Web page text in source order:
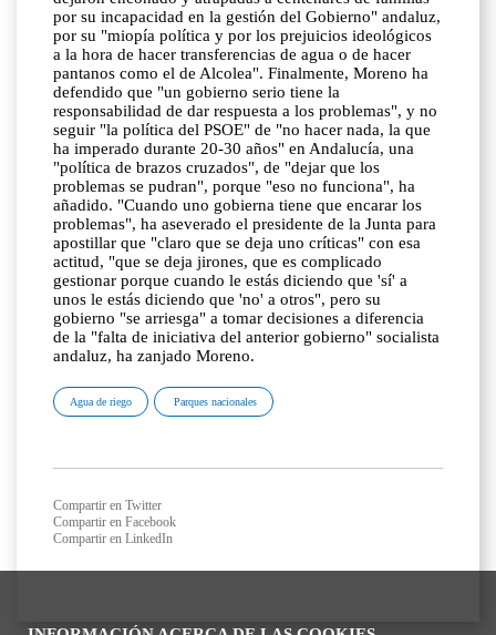
por su incapacidad en la gestión del Gobierno" andaluz,
por su "miopía política y por los prejuicios ideológicos
a la hora de hacer transferencias de agua o de hacer
pantanos como el de Alcolea". Finalmente, Moreno ha
defendido que "un gobierno serio tiene la
responsabilidad de dar respuesta a los problemas", y no
seguir "la política del PSOE" de "no hacer nada, la que
ha imperado durante 20-30 años" en Andalucía, una
"política de brazos cruzados", de "dejar que los
problemas se pudran", porque "eso no funciona", ha
añadido. "Cuando uno gobierna tiene que encarar los
problemas", ha aseverado el presidente de la Junta para
apostillar que "claro que se deja uno críticas" con esa
actitud, "que se deja jirones, que es complicado
gestionar porque cuando le estás diciendo que 'sí' a
unos le estás diciendo que 'no' a otros", pero su
gobierno "se arriesga" a tomar decisiones a diferencia
de la "falta de iniciativa del anterior gobierno" socialista
andaluz, ha zanjado Moreno.
Agua de riego Parques nacionales
Compartir en Twitter
Compartir en Facebook
Compartir en LinkedIn